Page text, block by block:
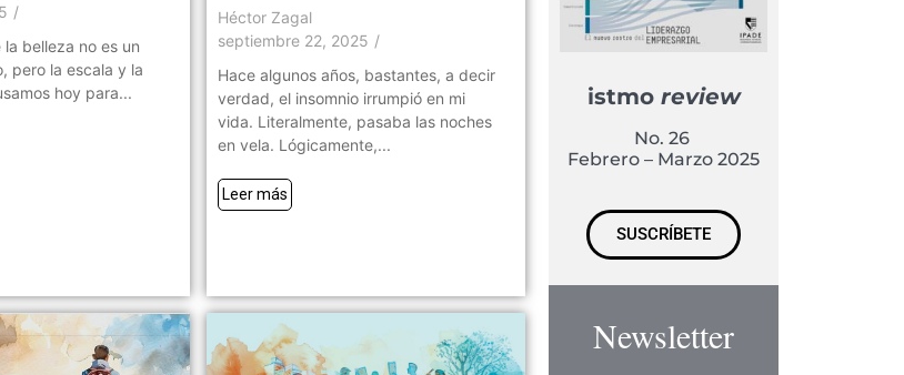
/
belleza no es un
pero la escala y la
hoy para...
Héctor Zagal
septiembre 22, 2025 /
Hace algunos años, bastantes, a decir
verdad, el insomnio irrumpió en mi
vida. Literalmente, pasaba las noches
en vela. Lógicamente,...
Leer más
istmo review
No. 26
Febrero – Marzo 2025
SUSCRÍBETE
Newsletter